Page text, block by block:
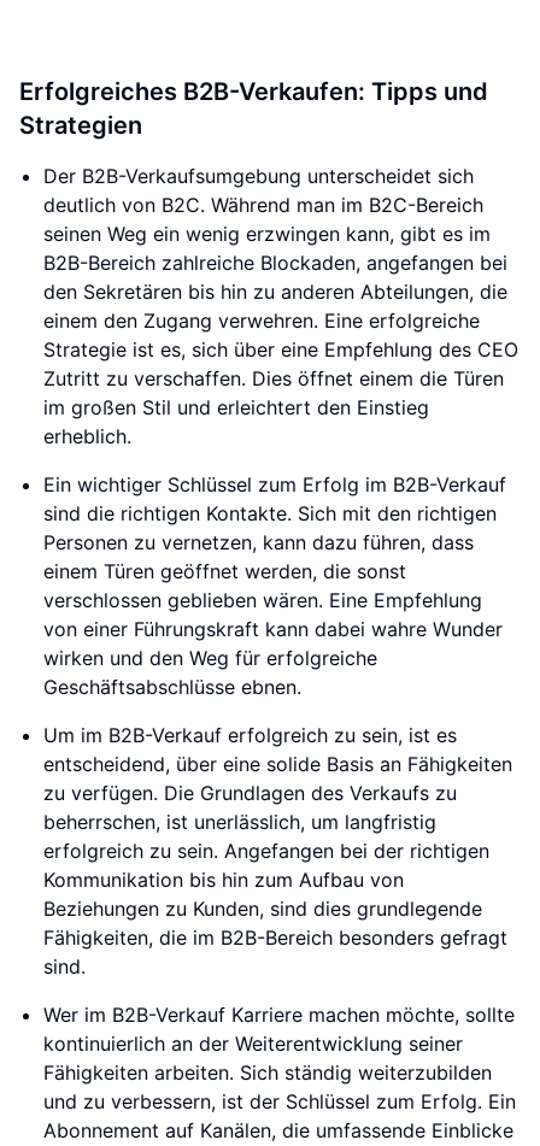
Erfolgreiches B2B-Verkaufen: Tipps und
Strategien
Der B2B-Verkaufsumgebung unterscheidet sich
deutlich von B2C. Während man im B2C-Bereich
seinen Weg ein wenig erzwingen kann, gibt es im
B2B-Bereich zahlreiche Blockaden, angefangen bei
den Sekretären bis hin zu anderen Abteilungen, die
einem den Zugang verwehren. Eine erfolgreiche
Strategie ist es, sich über eine Empfehlung des CEO
Zutritt zu verschaffen. Dies öffnet einem die Türen
im großen Stil und erleichtert den Einstieg
erheblich.
Ein wichtiger Schlüssel zum Erfolg im B2B-Verkauf
sind die richtigen Kontakte. Sich mit den richtigen
Personen zu vernetzen, kann dazu führen, dass
einem Türen geöffnet werden, die sonst
verschlossen geblieben wären. Eine Empfehlung
von einer Führungskraft kann dabei wahre Wunder
wirken und den Weg für erfolgreiche
Geschäftsabschlüsse ebnen.
Um im B2B-Verkauf erfolgreich zu sein, ist es
entscheidend, über eine solide Basis an Fähigkeiten
zu verfügen. Die Grundlagen des Verkaufs zu
beherrschen, ist unerlässlich, um langfristig
erfolgreich zu sein. Angefangen bei der richtigen
Kommunikation bis hin zum Aufbau von
Beziehungen zu Kunden, sind dies grundlegende
Fähigkeiten, die im B2B-Bereich besonders gefragt
sind.
Wer im B2B-Verkauf Karriere machen möchte, sollte
kontinuierlich an der Weiterentwicklung seiner
Fähigkeiten arbeiten. Sich ständig weiterzubilden
und zu verbessern, ist der Schlüssel zum Erfolg. Ein
Abonnement auf Kanälen, die umfassende Einblicke